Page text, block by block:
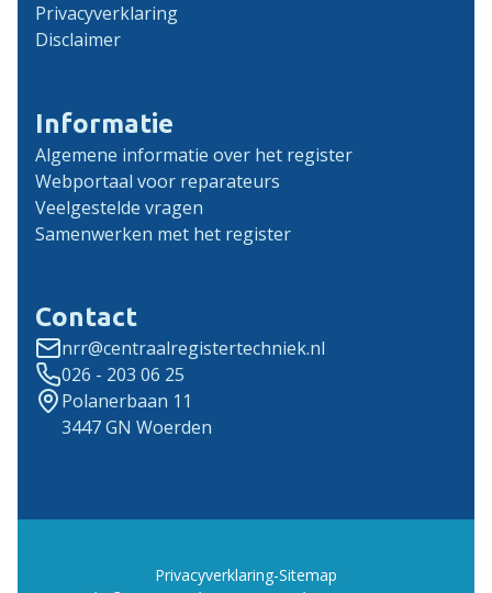
Privacyverklaring
Disclaimer
Informatie
Algemene informatie over het register
Webportaal voor reparateurs
Veelgestelde vragen
Samenwerken met het register
Contact
nrr@centraalregistertechniek.nl
026 - 203 06 25
Polanerbaan 11
3447 GN Woerden
Privacyverklaring-Sitemap